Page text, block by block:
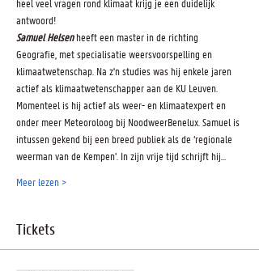
antwoord!
Samuel Helsen heeft een master in de richting
Geografie, met specialisatie weersvoorspelling en
klimaatwetenschap. Na z'n studies was hij enkele jaren
actief als klimaatwetenschapper aan de KU Leuven.
Momenteel is hij actief als weer- en klimaatexpert en
onder meer Meteoroloog bij NoodweerBenelux. Samuel is
intussen gekend bij een breed publiek als de ‘regionale
weerman van de Kempen’. In zijn vrije tijd schrijft hij…
Meer lezen >
Tickets